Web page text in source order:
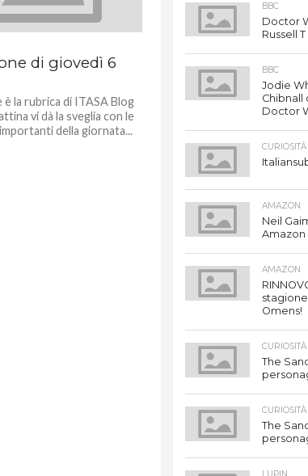
di giovedì 6
è la rubrica di ITASA Blog
vi dà la sveglia con le
della giornata...
BBC
Doctor
Russell
BBC
Jodie
Chibnall
Doctor
CURIOSITÀ
AMAZON
Neil
Amazon
AMAZON
Omens!
CURIOSITÀ
The
CURIOSITÀ
The